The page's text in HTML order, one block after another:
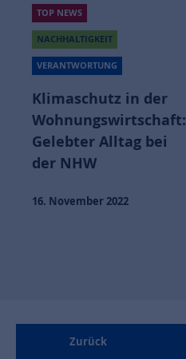
TOP NEWS
NACHHALTIGKEIT
VERANTWORTUNG
Klimaschutz in der
Wohnungswirtschaft:
Gelebter Alltag bei
der NHW
16. November 2022
Zurück